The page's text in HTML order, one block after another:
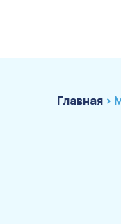
Главная ›